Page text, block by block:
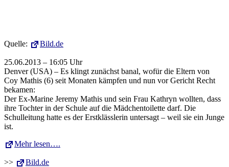
Quelle: Bild.de
25.06.2013 – 16:05 Uhr
Denver (USA) – Es klingt zunächst banal, wofür die Eltern von
Coy Mathis (6) seit Monaten kämpfen und nun vor Gericht Recht
bekamen:
Der Ex-Marine Jeremy Mathis und sein Frau Kathryn wollten, dass
ihre Tochter in der Schule auf die Mädchentoilette darf. Die
Schulleitung hatte es der Erstklässlerin untersagt – weil sie ein Junge
ist.
Mehr lesen….
>> Bild.de